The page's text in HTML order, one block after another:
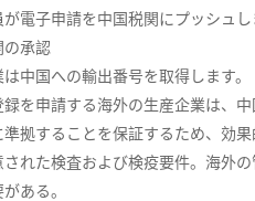
電子申請を中国税関にプッシュし
の承認
中国への輸出番号を取得します。
を申請する海外の生産企業は、
拠することを保証するため、効
れた検査および検疫要件。海外の
ある。